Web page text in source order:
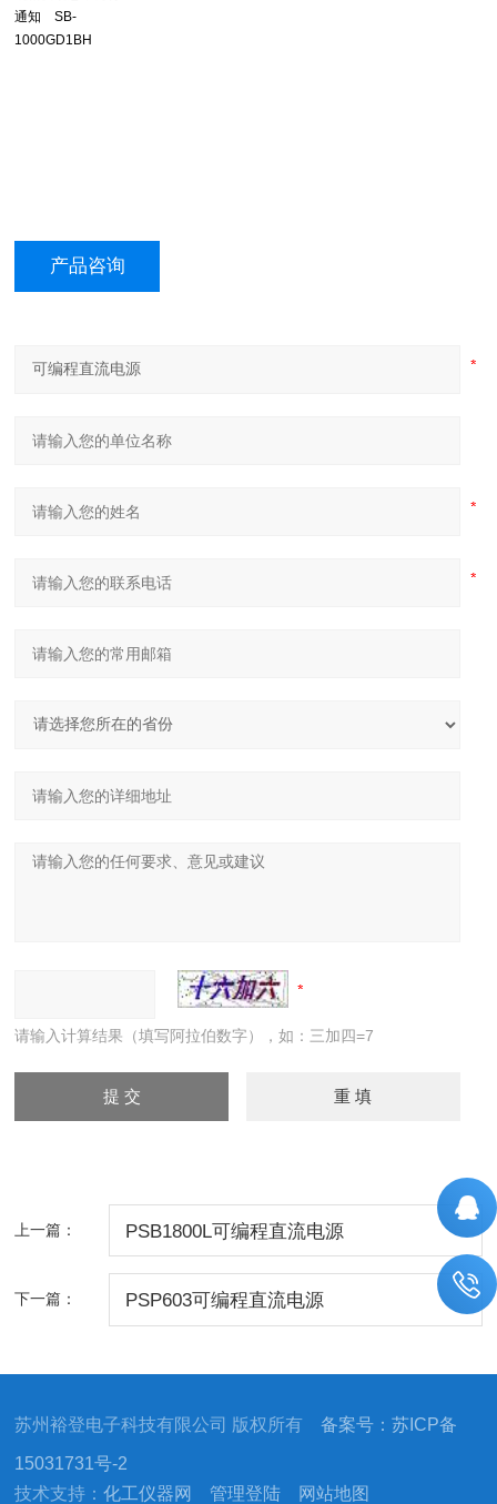
通知 SB-
1000GD1BH
产品咨询
请输入计算结果（填写阿拉伯数字），如：三加四=7
上一篇： PSB1800L可编程直流电源
下一篇： PSP603可编程直流电源
苏州裕登电子科技有限公司 版权所有备案号：苏ICP备
15031731号-2
技术支持：化工仪器网 管理登陆 网站地图